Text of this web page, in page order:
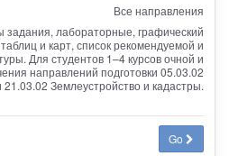
Все направления
задания, лабораторные, графический
и карт, список рекомендуемой и
Для студентов 1–4 курсов очной и
направлений подготовки 05.03.02
21.03.02 Землеустройство и кадастры.
Go